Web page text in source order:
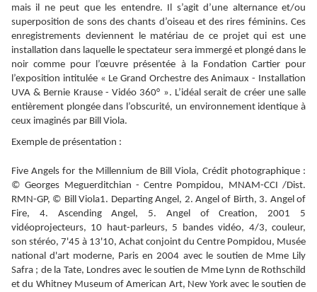
mais il ne peut que les entendre. Il s’agit d’une alternance et/ou
superposition de sons des chants d’oiseau et des rires féminins. Ces
enregistrements deviennent le matériau de ce projet qui est une
installation dans laquelle le spectateur sera immergé et plongé dans le
noir comme pour l’œuvre présentée à la Fondation Cartier pour
l’exposition intitulée « Le Grand Orchestre des Animaux - Installation
UVA & Bernie Krause - Vidéo 360° ». L’idéal serait de créer une salle
entièrement plongée dans l’obscurité, un environnement identique à
ceux imaginés par Bill Viola.
Exemple de présentation :
Five Angels for the Millennium de Bill Viola, Crédit photographique :
© Georges Meguerditchian - Centre Pompidou, MNAM-CCI /Dist.
RMN-GP, © Bill Viola1. Departing Angel, 2. Angel of Birth, 3. Angel of
Fire, 4. Ascending Angel, 5. Angel of Creation, 2001 5
vidéoprojecteurs, 10 haut-parleurs, 5 bandes vidéo, 4/3, couleur,
son stéréo, 7'45 à 13'10, Achat conjoint du Centre Pompidou, Musée
national d'art moderne, Paris en 2004 avec le soutien de Mme Lily
Safra ; de la Tate, Londres avec le soutien de Mme Lynn de Rothschild
et du Whitney Museum of American Art, New York avec le soutien de